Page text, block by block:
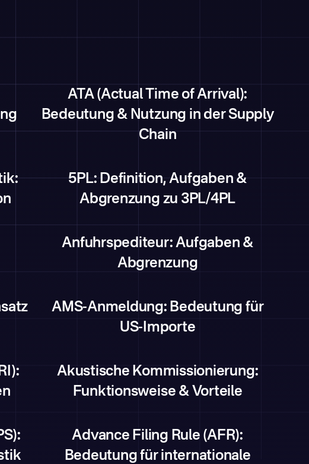
ATA (Actual Time of Arrival):
Bedeutung & Nutzung in der Supply
Chain
5PL: Definition, Aufgaben &
Abgrenzung zu 3PL/4PL
Anfuhrspediteur: Aufgaben &
Abgrenzung
AMS-Anmeldung: Bedeutung für
US-Importe
Akustische Kommissionierung:
Funktionsweise & Vorteile
Advance Filing Rule (AFR):
Bedeutung für internationale